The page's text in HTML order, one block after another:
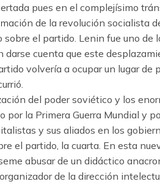
pues en el complejísimo
de la revolución socialista
el partido. Lenin fue uno de
darse cuenta que este
volvería a ocupar un lugar
del poder soviético y los
por la Primera Guerra Mundial y
y sus aliados en los
el partido, la cuarta. En esta
abusar de un didáctico
de la dirección